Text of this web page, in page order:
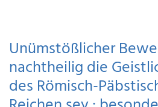
Unümstößlicher
nachtheilig die
des Römisch-